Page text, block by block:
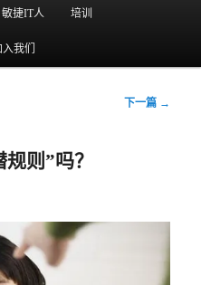
敏捷IT人 培训
我们
下一篇 →
则”吗？